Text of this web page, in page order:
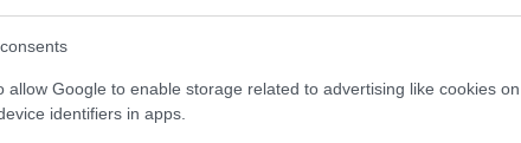
allow Google to enable storage related to advertising like cookies on
identifiers in apps.
di atleti diFrancianella sciabola e le
rispettive semifinali sono tutti
dai punteggi registrati.